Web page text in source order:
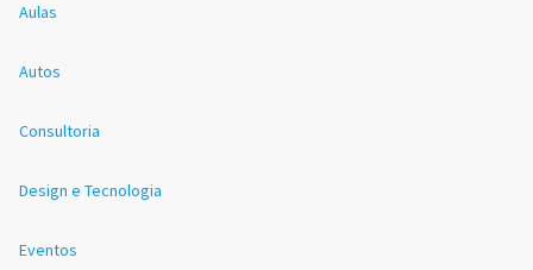
Aulas
Autos
Consultoria
Design e Tecnologia
Eventos